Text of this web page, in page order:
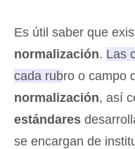
Es útil saber que
normalización. Las
cada rubro o campo
normalización, así
estándares
se encargan de